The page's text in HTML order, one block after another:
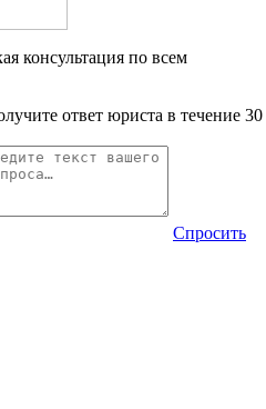
консультация по всем
ответ юриста в течение 30
Спросить